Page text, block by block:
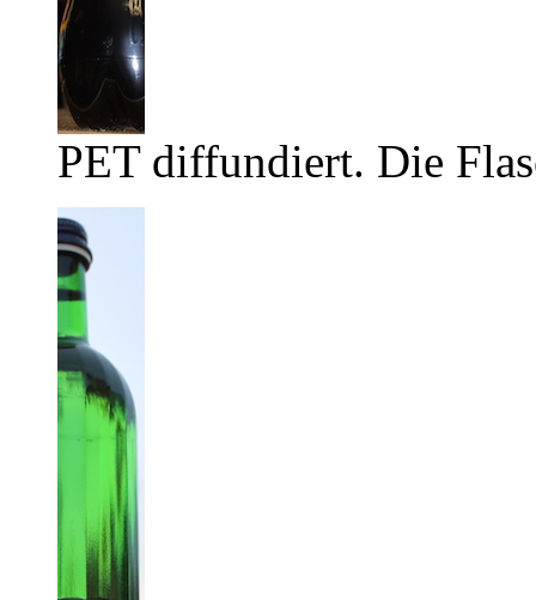
PET diffundiert. Die